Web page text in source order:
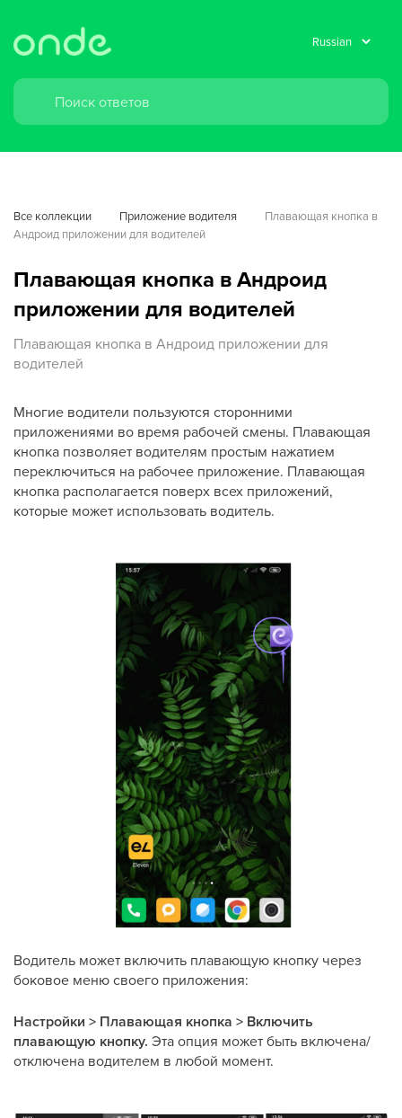
Все коллекции Приложение водителя
Плавающая кнопка в
Андроид приложении для водителей
Плавающая кнопка в Андроид
приложении для водителей
Плавающая кнопка в Андроид приложении для
водителей
Многие водители пользуются сторонними
приложениями во время рабочей смены. Плавающая
кнопка позволяет водителям простым нажатием
переключиться на рабочее приложение. Плавающая
кнопка располагается поверх всех приложений,
которые может использовать водитель.
Водитель может включить плавающую кнопку через
боковое меню своего приложения:
Настройки > Плавающая кнопка > Включить
плавающую кнопку. Эта опция может быть включена/
отключена водителем в любой момент.